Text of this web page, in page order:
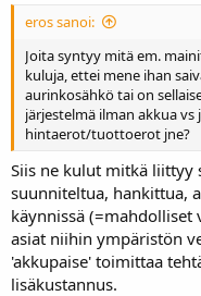
eros sanoi:
Joita syntyy mitä em.
kuluja, ettei mene ihan
aurinkosähkö tai on
järjestelmä ilman akkua vs
hintaerot/tuottoerot jne?
Siis ne kulut mitkä liittyy
suunniteltua, hankittua,
käynnissä (=mahdolliset
asiat niihin ympäristön
'akkupaise' toimittaa
lisäkustannus.